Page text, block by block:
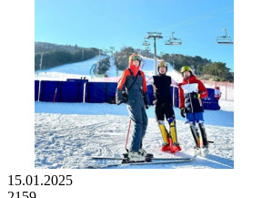
15.01.2025